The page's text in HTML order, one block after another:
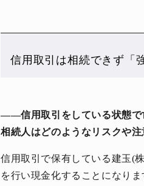
信用取引は相続できず「
――信用取引をしている状態で
相続人はどのようなリスクや
信用取引で保有している建玉(
を行い現金化することになり